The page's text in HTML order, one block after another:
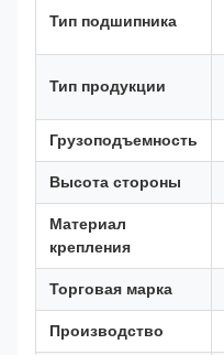
Тип подшипника
Тип продукции
Грузоподъемность
Высота стороны
Материал
крепления
Торговая марка
Производство